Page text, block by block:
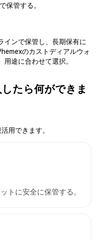
保管する。
インで保管し、長期保有に
のカストディアルウォ
途に合わせて選択。
たら何ができま
用できます。
トに安全に保管する。